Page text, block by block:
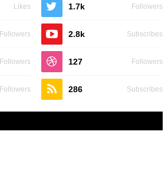
Likes 1.7k Followers
Followers 2.8k Subscribes
Followers 127 Followers
Followers 286 Subscribes